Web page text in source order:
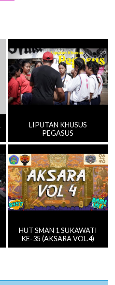
LIPUTAN KHUSUS
PEGASUS
HUT SMAN 1 SUKAWATI
KE-35 (AKSARA VOL.4)